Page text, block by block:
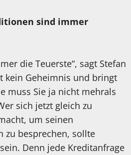
sind immer
die Teuerste“, sagt Stefan
kein Geheimnis und bringt
muss Sie ja nicht mehrals
sich jetzt gleich zu
um seinen
zu besprechen, sollte
Denn jede Kreditanfrage